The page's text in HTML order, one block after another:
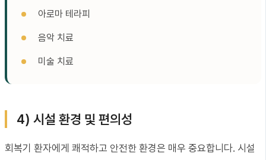
아로마 테라피
음악 치료
미술 치료
4) 시설 환경 및 편의성
회복기 환자에게 쾌적하고 안전한 환경은 매우 중요합니다. 시설